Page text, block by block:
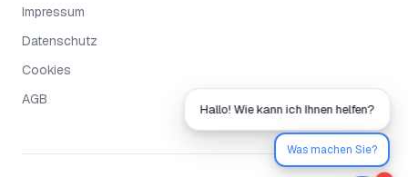
Impressum
Datenschutz
Cookies
AGB
Hallo! Wie kann ich Ihnen helfen?
Was machen Sie?